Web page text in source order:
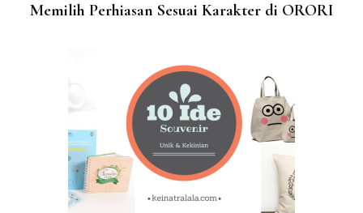
Memilih Perhiasan Sesuai Karakter di ORORI